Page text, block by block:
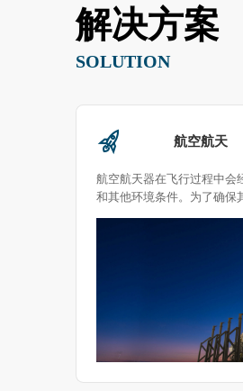
解决方案
SOLUTION
半导体芯片
通过使用林频环境试验设备
端环境条件下的表现，确保